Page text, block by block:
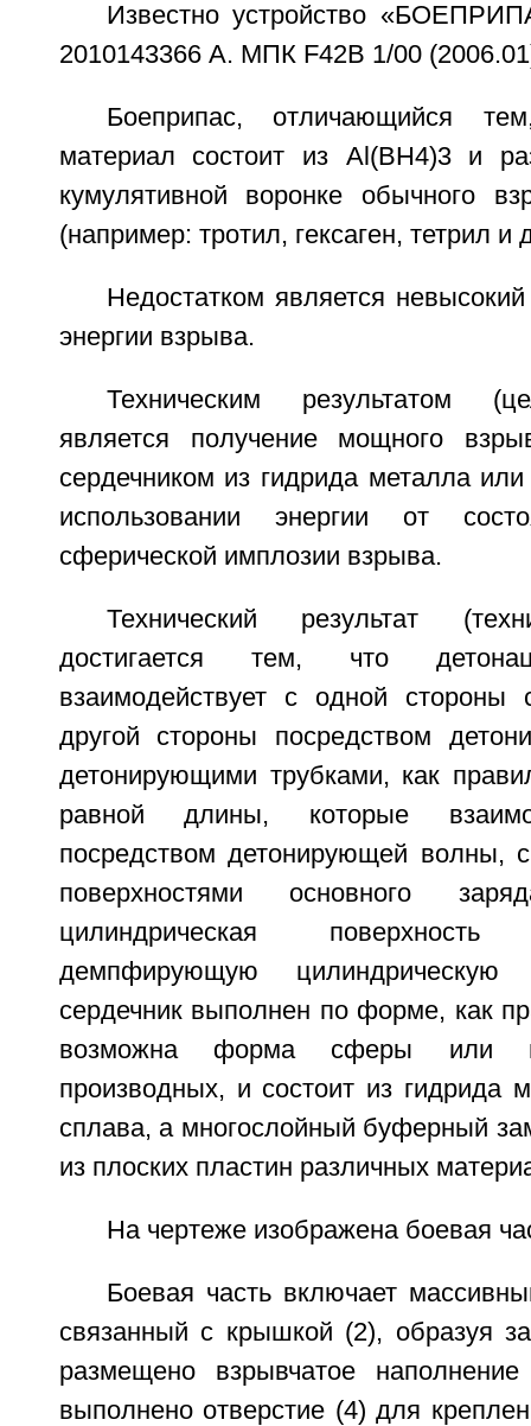
Известно устройство
2010143366 А. МПК F42B 1/00
Боеприпас, отличающийся
материал состоит из Al(BH4)3 и
кумулятивной воронке обычного
(например: тротил, гексаген, тетрил и
Недостатком является
энергии взрыва.
Техническим результатом
является получение мощного
сердечником из гидрида металла
использовании энергии от
сферической имплозии взрыва.
Технический результат
достигается тем, что
взаимодействует с одной
другой стороны посредством
детонирующими трубками, как
равной длины, которые
посредством детонирующей волны,
поверхностями основного
цилиндрическая
демпфирующую цилиндрическую
сердечник выполнен по форме, как
возможна форма сферы или их
производных, и состоит из гидрида
сплава, а многослойный буферный
из плоских пластин различных
На чертеже изображена боевая
Боевая часть включает
связанный с крышкой (2), образуя
размещено взрывчатое
выполнено отверстие (4) для